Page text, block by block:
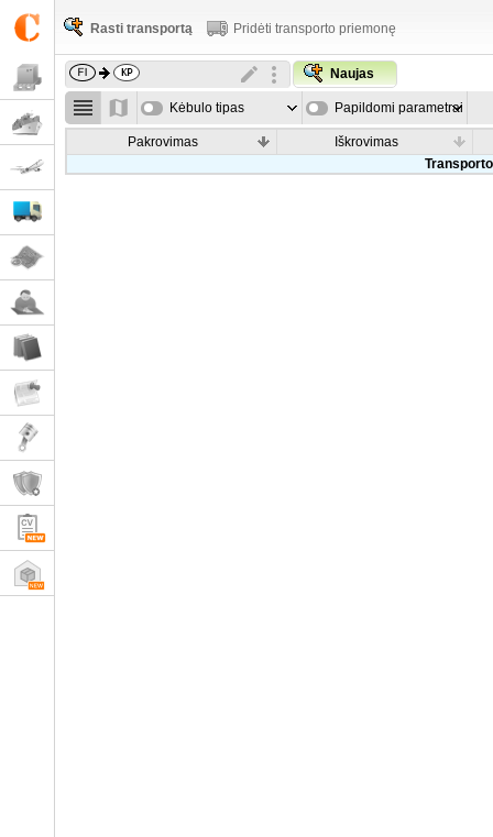
Rasti transportą Pridėti transporto priemonę
Naujas
Kėbulo tipas Papildomi parametrai
Pakrovimas
Iškrovimas